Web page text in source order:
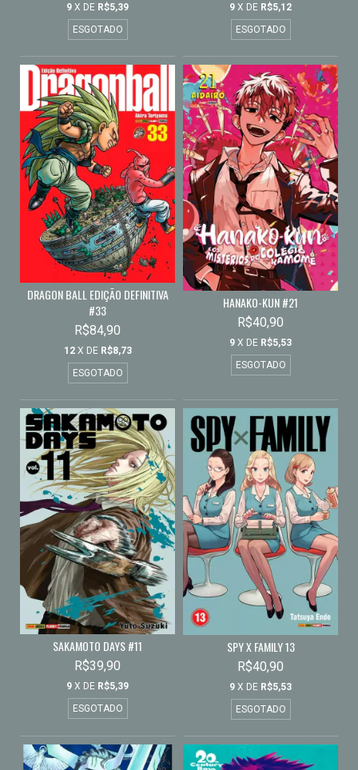
9 X DE R$5,39
ESGOTADO
9 X DE R$5,12
ESGOTADO
DRAGON BALL EDIÇÃO DEFINITIVA
#33
R$84,90
12 X DE R$8,73
ESGOTADO
HANAKO-KUN #21
R$40,90
9 X DE R$5,53
ESGOTADO
SAKAMOTO DAYS #11
R$39,90
9 X DE R$5,39
ESGOTADO
SPY X FAMILY 13
R$40,90
9 X DE R$5,53
ESGOTADO